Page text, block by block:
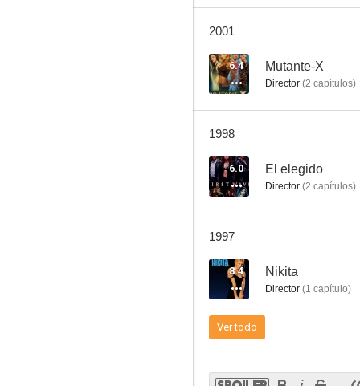
2001
6.4 Mutante-X
Director (2 capítulos)
1998
6.0 El elegido
Director (2 capítulos)
1997
8.4 Nikita
Director (1 capítulo)
Ver todo